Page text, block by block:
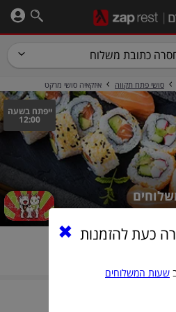
כתובת משלוח
סושי פתח תקווה איזקאיה סושי מרקט
ייפתח בשעה
12:00
כעת להזמנות
שעות המשלוחים